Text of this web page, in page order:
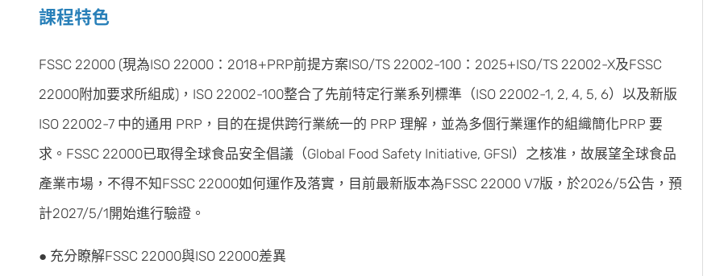
課程特色
FSSC 22000 (現為ISO 22000：2018+PRP前提方案ISO/TS 22002-100：2025+ISO/TS 22002-X及FSSC
22000附加要求所組成)，ISO 22002-100整合了先前特定行業系列標準（ISO 22002-1, 2, 4, 5, 6）以及新版
ISO 22002-7 中的通用 PRP，目的在提供跨行業統一的 PRP 理解，並為多個行業運作的組織簡化PRP 要
求。FSSC 22000已取得全球食品安全倡議（Global Food Safety Initiative, GFSI）之核准，故展望全球食品
產業市場，不得不知FSSC 22000如何運作及落實，目前最新版本為FSSC 22000 V7版，於2026/5公告，預
計2027/5/1開始進行驗證。
● 充分瞭解FSSC 22000與ISO 22000差異